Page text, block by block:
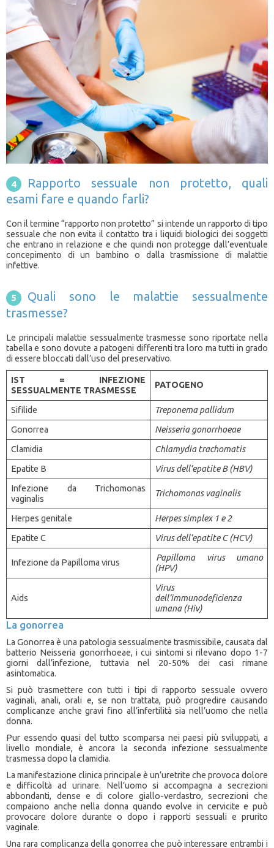
Rapporto sessuale non protetto, quali
esami fare e quando farli?
Con il termine “rapporto non protetto” si intende un rapporto di tipo
sessuale che non evita il contatto tra i liquidi biologici dei soggetti
che entrano in relazione e che quindi non protegge dall’eventuale
concepimento di un bambino o dalla trasmissione di malattie
infettive.
Quali sono le malattie sessualmente
trasmesse?
Le principali malattie sessualmente trasmesse sono riportate nella
tabella e sono dovute a patogeni differenti tra loro ma tutti in grado
di essere bloccati dall’uso del preservativo.
IST = INFEZIONE
SESSUALMENTE TRASMESSE
PATOGENO
Sifilide
Treponema pallidum
Gonorrea
Neisseria gonorrhoeae
Clamidia
Chlamydia trachomatis
Epatite B
Virus dell’epatite B (HBV)
Infezione da Trichomonas
vaginalis
Trichomonas vaginalis
Herpes genitale
Herpes simplex 1 e 2
Epatite C
Virus dell’epatite C (HCV)
Infezione da Papilloma virus
Papilloma virus umano
(HPV)
Aids
Virus
dell’immunodeficienza
umana (Hiv)
La gonorrea
La Gonorrea è una patologia sessualmente trasmissibile, causata dal
batterio Neisseria gonorrhoeae, i cui sintomi si rilevano dopo 1-7
giorni dall’infezione, tuttavia nel 20-50% dei casi rimane
asintomatica.
Si può trasmettere con tutti i tipi di rapporto sessuale ovvero
vaginali, anali, orali e, se non trattata, può progredire causando
complicanze anche gravi fino all’infertilità sia nell’uomo che nella
donna.
Pur essendo quasi del tutto scomparsa nei paesi più sviluppati, a
livello mondiale, è ancora la seconda infezione sessualmente
trasmessa dopo la clamidia.
La manifestazione clinica principale è un’uretrite che provoca dolore
e difficoltà ad urinare. Nell’uomo si accompagna a secrezioni
abbondanti, dense e di colore giallo-verdastro, secrezioni che
compaiono anche nella donna quando evolve in cervicite e può
provocare dolore durante o dopo i rapporti sessuali e prurito
vaginale.
Una rara complicanza della gonorrea che può interessare entrambi i